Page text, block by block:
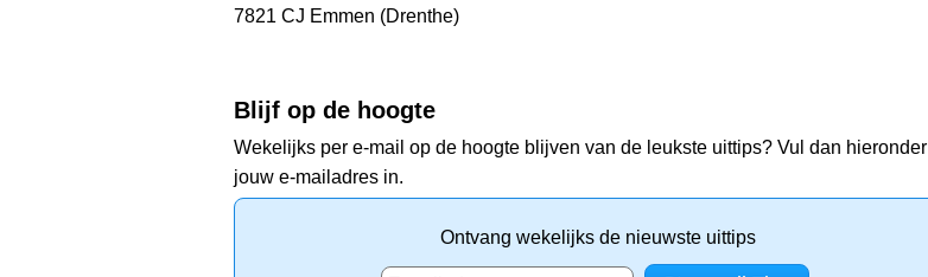
7821 CJ Emmen (Drenthe)
Blijf op de hoogte
Wekelijks per e-mail op de hoogte blijven van de leukste uittips? Vul dan hieronder
jouw e-mailadres in.
Ontvang wekelijks de nieuwste uittips